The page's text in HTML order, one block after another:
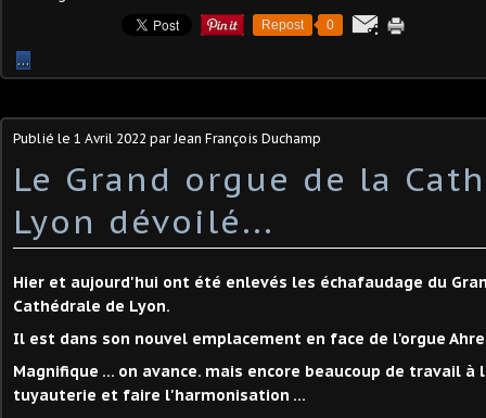
Repost 0
…
Publié le 1 Avril 2022 par Jean François Duchamp
Le Grand orgue de la
Lyon dévoilé...
Hier et aujourd'hui ont été enlevés les échafaudage du
Cathédrale de Lyon.
Il est dans son nouvel emplacement en face de l'orgue
Magnifique ... on avance. mais encore beaucoup de travail
tuyauterie et faire l'harmonisation ...